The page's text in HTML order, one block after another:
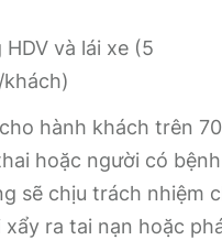
và lái xe (5
khách)
hành khách trên
hoặc người có
sẽ chịu trách nhiệm
xẩy ra tai nạn hoặc